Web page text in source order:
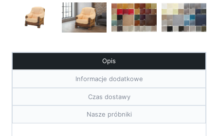
Opis
Informacje dodatkowe
Czas dostawy
Nasze próbniki